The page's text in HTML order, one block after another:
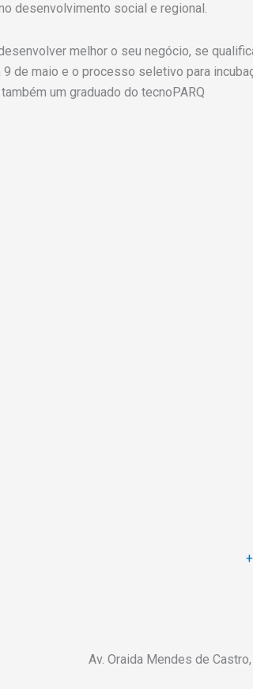
desenvolvimento social e regional.
melhor o seu negócio, se
de maio e o processo seletivo para
um graduado do tecnoPARQ
Av. Oraida Mendes de